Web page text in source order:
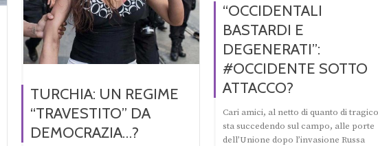
TURCHIA: UN REGIME
“TRAVESTITO” DA
DEMOCRAZIA…?
“OCCIDENTALI
BASTARDI E
DEGENERATI”:
#OCCIDENTE SOTTO
ATTACCO?
Cari amici, al netto di quanto di tragico
sta succedendo sul campo, alle porte
dell’Unione dopo l’invasione Russa